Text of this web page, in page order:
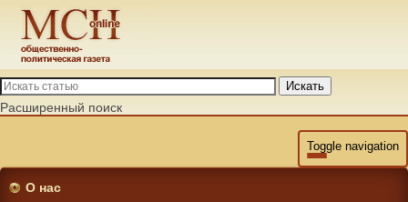
Искать
Расширенный поиск
Toggle navigation
О нас